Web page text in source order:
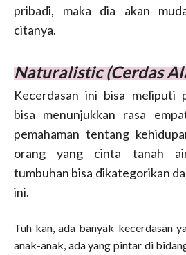
pribadi, maka dia akan
citanya.
Naturalistic (Cerdas
Kecerdasan ini bisa meliputi
bisa menunjukkan rasa
pemahaman tentang
orang yang cinta tanah
tumbuhan bisa dikategorikan
ini.
Tuh kan, ada banyak kecerdasan
anak-anak, ada yang pintar di